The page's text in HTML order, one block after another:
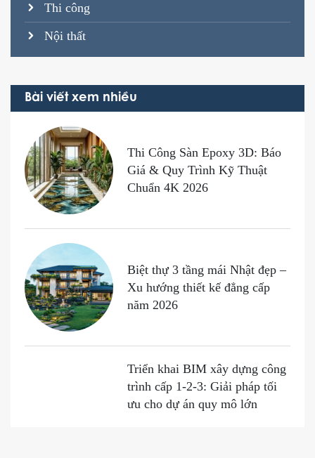
Thi công
Nội thất
Bài viết xem nhiều
Thi Công Sàn Epoxy 3D: Báo
Giá & Quy Trình Kỹ Thuật
Chuẩn 4K 2026
Biệt thự 3 tầng mái Nhật đẹp –
Xu hướng thiết kế đẳng cấp
năm 2026
Triển khai BIM xây dựng công
trình cấp 1-2-3: Giải pháp tối
ưu cho dự án quy mô lớn